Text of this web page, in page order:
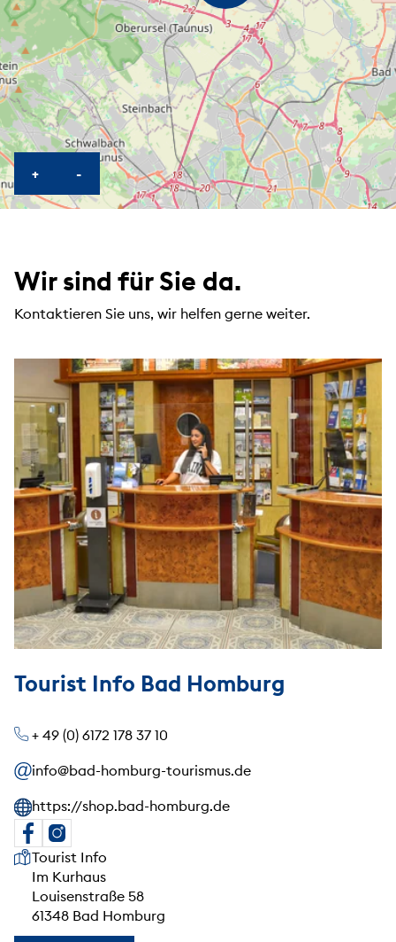
+KARTE HEREINZOOMEN
-KARTE HERAUSZOOMEN
Wir sind für Sie da.
Kontaktieren Sie uns, wir helfen gerne weiter.
Tourist Info Bad Homburg
+ 49 (0) 6172 178 37 10
info@bad-homburg-tourismus.de
https://shop.bad-homburg.de
Unsere Anschrift
Tourist Info
Im Kurhaus
Louisenstraße 58
61348 Bad Homburg